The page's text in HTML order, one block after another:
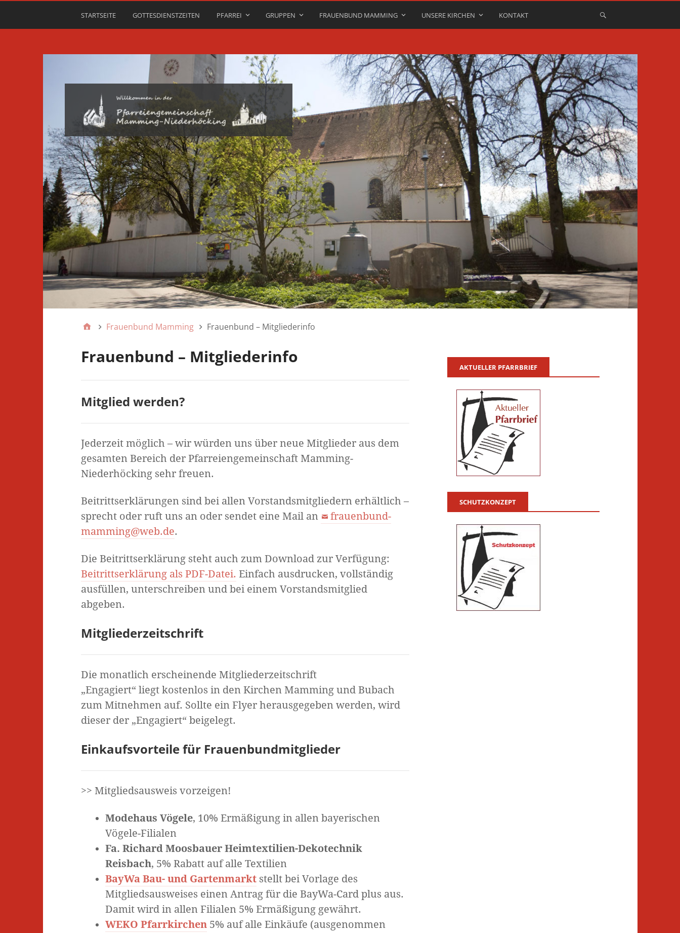
STARTSEITE GOTTESDIENSTZEITEN PFARREI GRUPPEN FRAUENBUND MAMMING UNSERE KIRCHEN KONTAKT
Frauenbund Mamming Frauenbund – Mitgliederinfo
Frauenbund – Mitgliederinfo
Mitglied werden?
Jederzeit möglich – wir würden uns über neue Mitglieder aus dem
gesamten Bereich der Pfarreiengemeinschaft Mamming-
Niederhöcking sehr freuen.
Beitrittserklärungen sind bei allen Vorstandsmitgliedern erhältlich –
sprecht oder ruft uns an oder sendet eine Mail an
frauenbund-
mamming@web.de.
Die Beitrittserklärung steht auch zum Download zur Verfügung:
Beitrittserklärung als PDF-Datei. Einfach ausdrucken, vollständig
ausfüllen, unterschreiben und bei einem Vorstandsmitglied
abgeben.
Mitgliederzeitschrift
Die monatlich erscheinende Mitgliederzeitschrift
„Engagiert“ liegt kostenlos in den Kirchen Mamming und Bubach
zum Mitnehmen auf. Sollte ein Flyer herausgegeben werden, wird
dieser der „Engagiert“ beigelegt.
Einkaufsvorteile für Frauenbundmitglieder
>> Mitgliedsausweis vorzeigen!
Modehaus Vögele, 10% Ermäßigung in allen bayerischen
Vögele-Filialen
Fa. Richard Moosbauer Heimtextilien-Dekotechnik
Reisbach, 5% Rabatt auf alle Textilien
BayWa Bau- und Gartenmarktstellt bei Vorlage des
Mitgliedsausweises einen Antrag für die BayWa-Card plus aus.
Damit wird in allen Filialen 5% Ermäßigung gewährt.
WEKO Pfarrkirchen5% auf alle Einkäufe (ausgenommen
AKTUELLER PFARRBRIEF
SCHUTZKONZEPT